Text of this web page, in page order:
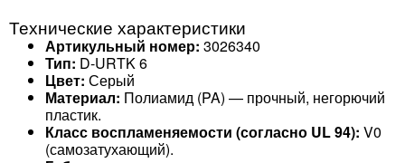
Технические характеристики
Артикульный номер: 3026340
Тип: D-URTK 6
Цвет: Серый
Материал: Полиамид (PA) — прочный, негорючий
пластик.
Класс воспламеняемости (согласно UL 94): V0
(самозатухающий).